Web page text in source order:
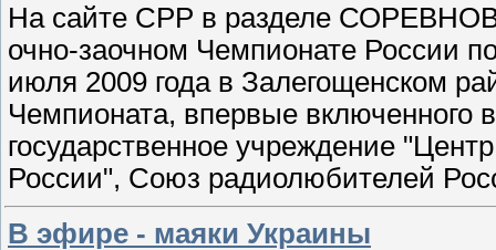
На сайте СРР в разделе
очно-заочном Чемпионате России
июля 2009 года в Залегощенском
Чемпионата, впервые
государственное учреждение
России", Союз радиолюбителей
В эфире - маяки Украины